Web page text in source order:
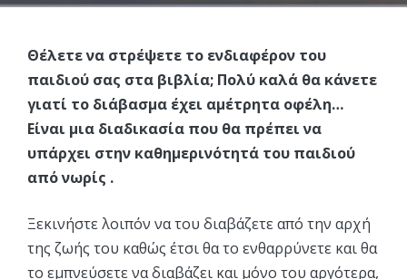
Θέλετε να στρέψετε το ενδιαφέρον του
παιδιού σας στα βιβλία; Πολύ καλά θα κάνετε
γιατί το διάβασμα έχει αμέτρητα οφέλη…
Είναι μια διαδικασία που θα πρέπει να
υπάρχει στην καθημερινότητά του παιδιού
από νωρίς .
Ξεκινήστε λοιπόν να του διαβάζετε από την αρχή
της ζωής του καθώς έτσι θα το ενθαρρύνετε και θα
το εμπνεύσετε να διαβάζει και μόνο του αργότερα,